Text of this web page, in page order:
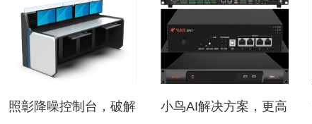
照彰降噪控制台，破解
小鸟AI解决方案，更高